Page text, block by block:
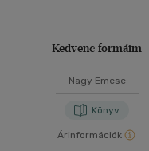
Kedvenc formáim
Nagy Emese
Könyv
Árinformációk